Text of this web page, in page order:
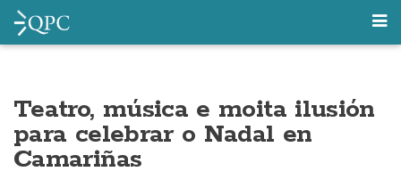
Teatro, música e moita ilusión
para celebrar o Nadal en
Camariñas